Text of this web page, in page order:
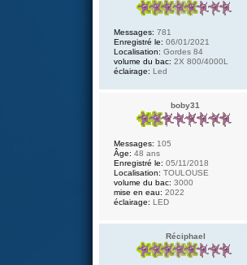
Messages: 781
Enregistré le: 06/01/2021
Localisation: Gordes 84
volume du bac: 2X 800/4000L
éclairage: Led
boby31
Messages: 105
Âge: 48 ans
Enregistré le: 05/11/2018
Localisation: TOULOUSE
volume du bac: 3000
mise en eau: 2022
éclairage: LED
Réciphael